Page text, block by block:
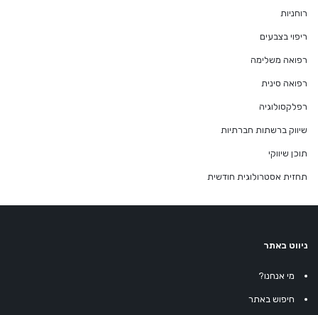
רוחניות
ריפוי בצבעים
רפואה משלימה
רפואה סינית
רפלקסולוגיה
שיווק ברשתות חברתיות
תוכן שיווקי
תחזית אסטרולוגית חודשית
ניווט באתר
מי אנחנו?
חיפוש באתר